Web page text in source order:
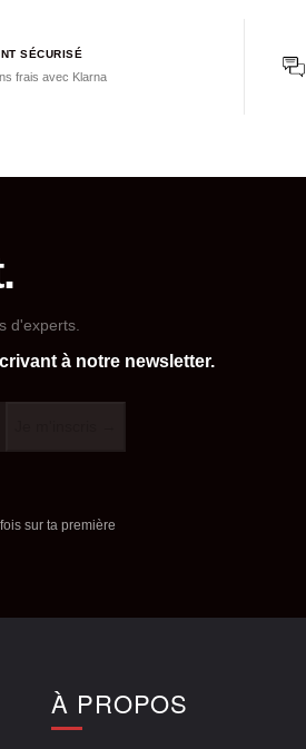
SÉCURISÉ
frais avec Klarna
d'experts.
à notre newsletter.
sur ta première
À PROPOS